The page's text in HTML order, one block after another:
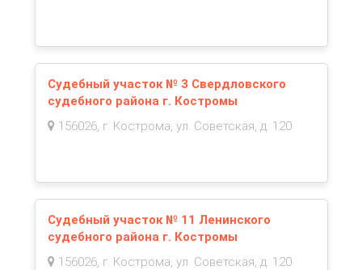
Судебный участок № 3 Свердловского
судебного района г. Костромы
156026, г. Кострома, ул. Советская, д. 120
Судебный участок № 11 Ленинского
судебного района г. Костромы
156026, г. Кострома, ул. Советская, д. 120